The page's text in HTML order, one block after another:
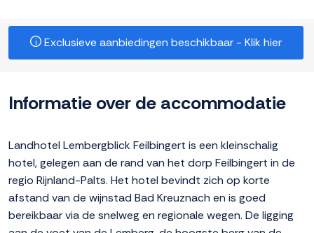
Exclusieve aanbiedingen beschikbaar - Klik hier
Informatie over de accommodatie
Landhotel Lembergblick Feilbingert is een kleinschalig
hotel, gelegen aan de rand van het dorp Feilbingert in de
regio Rijnland-Palts. Het hotel bevindt zich op korte
afstand van de wijnstad Bad Kreuznach en is goed
bereikbaar via de snelweg en regionale wegen. De ligging